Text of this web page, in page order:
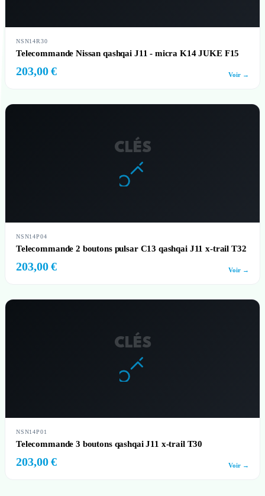
NSN14R30
Telecommande Nissan qashqai J11 - micra K14 JUKE F15
203,00 € Voir →
CLÉS
NSN14P04
Telecommande 2 boutons pulsar C13 qashqai J11 x-trail T32
203,00 € Voir →
CLÉS
NSN14P01
Telecommande 3 boutons qashqai J11 x-trail T30
203,00 € Voir →